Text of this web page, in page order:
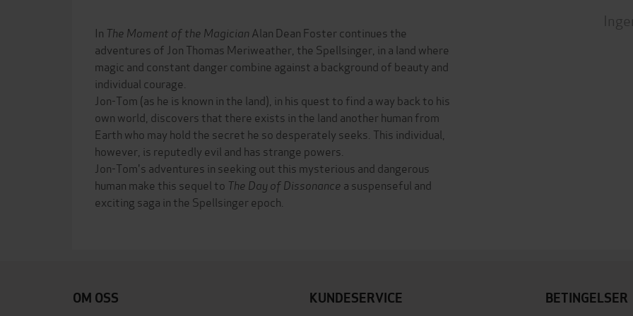
In The Moment of the Magician Alan Dean Foster continues the
adventures of Jon Thomas Meriweather, the Spellsinger, in a land where
magic and constant danger combine against a background of beauty and
individual courage.
Jon-Tom (as he is known in the land), in his quest to find a way back to his
own world, discovers that there exists in the land another human from
Earth who may hold the secret he so desperately seeks. This individual,
however, is reputedly evil and has strange powers.
Jon-Tom's adventures in seeking out this mysterious and dangerous
human make this sequel to The Day of Dissonance a suspenseful and
exciting saga in the Spellsinger epoch.
OM OSS
KUNDESERVICE
BETINGELSER